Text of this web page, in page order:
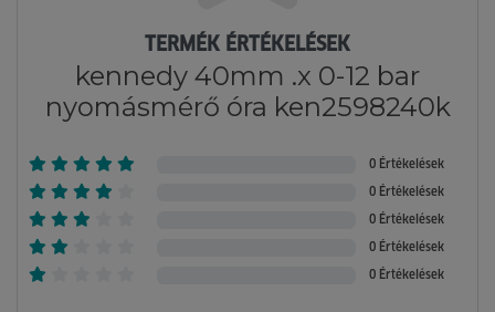
TERMÉK ÉRTÉKELÉSEK
kennedy 40mm .x 0-12 bar
nyomásmérő óra ken2598240k
0 Értékelések
0 Értékelések
0 Értékelések
0 Értékelések
0 Értékelések